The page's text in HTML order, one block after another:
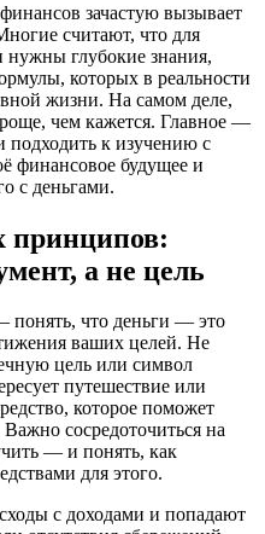
зачастую вызывает
считают, что для
нужны глубокие знания,
которых в реальности
жизни. На самом деле,
чем кажется. Главное —
подходить к изучению с
финансовое будущее и
с деньгами.
принципов:
а не цель
что деньги — это
ваших целей. Не
цель или символ
путешествие или
которое поможет
сосредоточиться на
— и понять, как
для этого.
с доходами и попадают